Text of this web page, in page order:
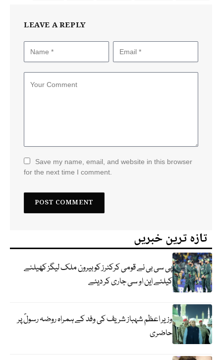
LEAVE A REPLY
Save my name, email, and website in this browser
for the next time I comment.
تازہ ترین خبریں
پی سی بی نے قومی کرکٹرز کو بیرون ملک لیگز کھیلنے
کیلئے این او سی جاری کر دیئے
وزیر اعظم شہباز شریف کی وفد کے ہمراہ روضہ رسولؐ پر
حاضری